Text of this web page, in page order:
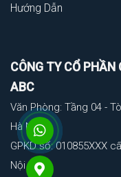
Hướng Dẫn
CÔNG TY CỔ PHẦN
ABC
Văn Phòng: Tầng 04 -
Hà Nội
GPKD số: 010855XXX
Nội